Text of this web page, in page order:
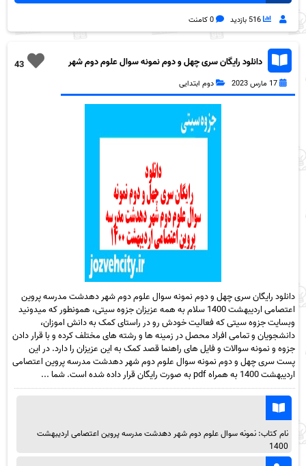
516 بازدید 0 کامنت
43
دانلود رایگان سری چهل و دوم نمونه سوال علوم دوم شهر
همراه pdf 17 مارس 2023 دوم ابتدایی
دانلود رایگان سری چهل و دوم نمونه سوال علوم دوم شهر دهدشت مدرسه پروین
اعتصامی اردیبهشت 1400 سلام به همه عزیزان جزوه سیتی، همونطور که میدونید
وبسایت جزوه سیتی که فعالیت خودش رو در راستای کمک به دانش اموزان،
دانشجویان و تمامی افراد محصل در زمینه ها و رشته های مختلف کرده و با قرار دادن
جزوه و نمونه سوالات و فایل های راهنما قصد کمک به این عزیزان را دارد. در این
پست سری چهل و دوم نمونه سوال علوم دوم شهر دهدشت مدرسه پروین اعتصامی
اردیبهشت 1400 به همراه pdf به صورت رایگان قرار داده شده است. شما ...
نام کتاب: نمونه سوال علوم دوم شهر دهدشت مدرسه پروین اعتصامی اردیبهشت
1400